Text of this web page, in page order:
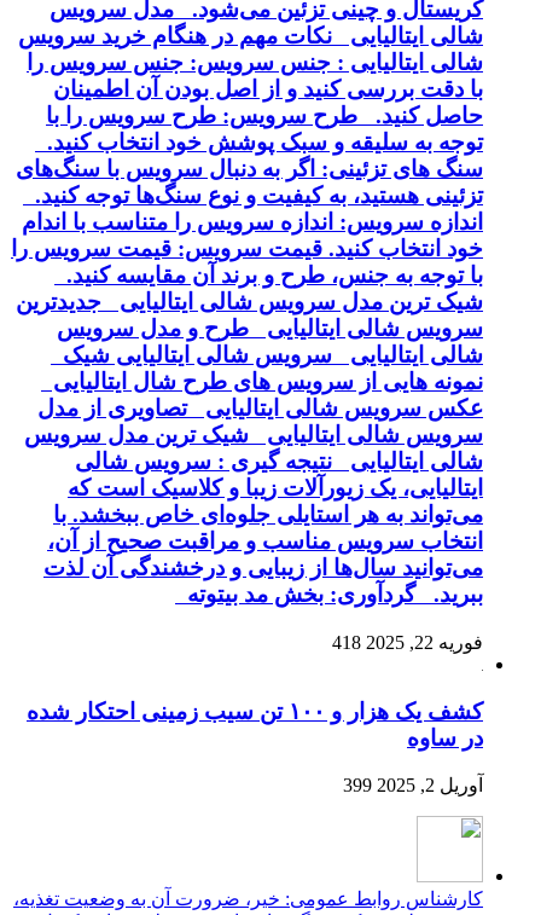
کریستال و چینی تزئین می‌شود. مدل سرویس
شالی ایتالیایی نکات مهم در هنگام خرید سرویس
شالی ایتالیایی : جنس سرویس: جنس سرویس را
با دقت بررسی کنید و از اصل بودن آن اطمینان
حاصل کنید. طرح سرویس: طرح سرویس را با
توجه به سلیقه و سبک پوشش خود انتخاب کنید.
سنگ های تزئینی: اگر به دنبال سرویس با سنگ‌های
تزئینی هستید، به کیفیت و نوع سنگ‌ها توجه کنید.
اندازه سرویس: اندازه سرویس را متناسب با اندام
خود انتخاب کنید. قیمت سرویس: قیمت سرویس را
با توجه به جنس، طرح و برند آن مقایسه کنید.
شیک ترین مدل سرویس شالی ایتالیایی جدیدترین
سرویس شالی ایتالیایی طرح و مدل سرویس
شالی ایتالیایی سرویس شالی ایتالیایی شیک
نمونه هایی از سرویس های طرح شال ایتالیایی
عکس سرویس شالی ایتالیایی تصاویری از مدل
سرویس شالی ایتالیایی شیک ترین مدل سرویس
شالی ایتالیایی نتیجه گیری : سرویس شالی
ایتالیایی، یک زیورآلات زیبا و کلاسیک است که
می‌تواند به هر استایلی جلوه‌ای خاص ببخشد. با
انتخاب سرویس مناسب و مراقبت صحیح از آن،
می‌توانید سال‌ها از زیبایی و درخشندگی آن لذت
ببرید. گردآوری: بخش مد بیتوته
فوریه 22, 2025 418
کشف یک هزار و ۱۰۰ تن سیب زمینی احتکار شده
در ساوه
آوریل 2, 2025 399
کارشناس روابط عمومی: خیر، ضرورت آن به وضعیت تغذیه،